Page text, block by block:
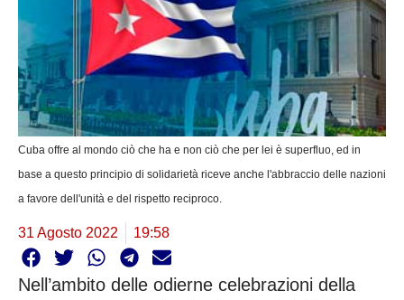
Cuba offre al mondo ciò che ha e non ciò che per lei è superfluo, ed in
base a questo principio di solidarietà riceve anche l'abbraccio delle nazioni
a favore dell'unità e del rispetto reciproco.
31 Agosto 2022 19:58
Nell’ambito delle odierne celebrazioni della